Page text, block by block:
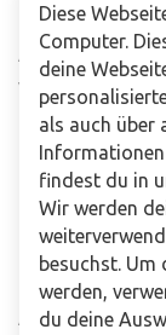
Häufig gestellte
Abonniere
Verkaufsstellen
Für
Downloads
Impressum
Allgemeine
Diese
Computer.
deine
als auch über
Informationen
findest du in
Wir werden
besuchst. Um
werden,
du deine